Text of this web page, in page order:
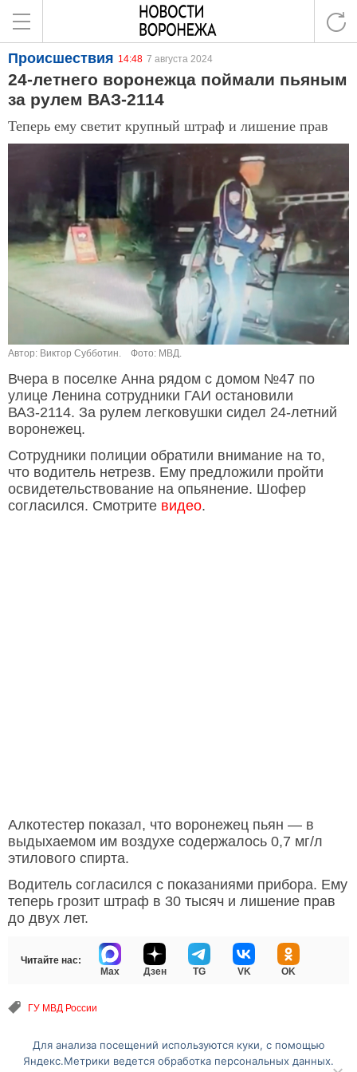
Происшествия 14:48 7 августа 2024
24-летнего воронежца поймали пьяным
за рулем ВАЗ-2114
Теперь ему светит крупный штраф и лишение прав
Автор: Виктор Субботин. Фото: МВД.
Вчера в поселке Анна рядом с домом №47 по
улице Ленина сотрудники ГАИ остановили
ВАЗ-2114. За рулем легковушки сидел 24-летний
воронежец.
Сотрудники полиции обратили внимание на то,
что водитель нетрезв. Ему предложили пройти
освидетельствование на опьянение. Шофер
согласился. Смотрите видео.
Алкотестер показал, что воронежец пьян — в
выдыхаемом им воздухе содержалось 0,7 мг/л
этилового спирта.
Водитель согласился с показаниями прибора. Ему
теперь грозит штраф в 30 тысяч и лишение прав
до двух лет.
Читайте нас:
Max
Дзен TG VK OK
ГУ МВД России
Перейти на полную версию сайта
Для анализа посещений используются куки, с помощью
Яндекс.Метрики ведется обработка персональных данных.